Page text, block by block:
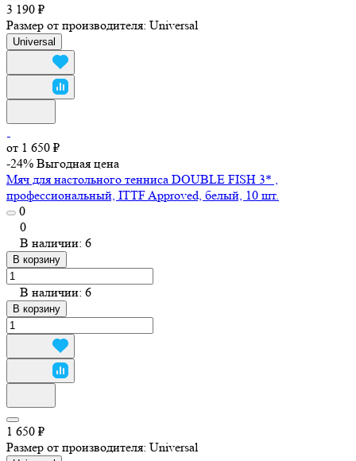
3 190 ₽
Размер от производителя: Universal
Universal
от 1 650 ₽
-24% Выгодная цена
Мяч для настольного тенниса DOUBLE FISH 3* ,
профессиональный, ITTF Approved, белый, 10 шт.
0
0
В наличии: 6
В корзину
В наличии: 6
В корзину
1 650 ₽
Размер от производителя: Universal